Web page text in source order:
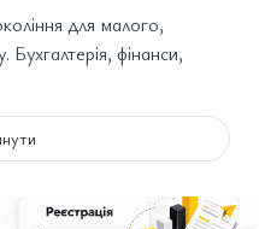
для малого,
Бухгалтерія, фінанси,